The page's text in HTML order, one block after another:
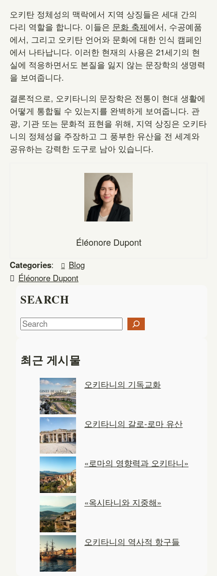
오키탄 정체성의 맥락에서 지역 상징들은 세대 간의
다리 역할을 합니다. 이들은 문화 축제에서, 수공예품
에서, 그리고 오키탄 언어와 문화에 대한 인식 캠페인
에서 나타납니다. 이러한 현재의 사용은 21세기의 현
실에 적응하면서도 본질을 잃지 않는 문장학의 생명력
을 보여줍니다.
결론적으로, 오키타니의 문장학은 전통이 현대 생활에
어떻게 통합될 수 있는지를 완벽하게 보여줍니다. 관
광, 기관 또는 문화적 표현을 위해, 지역 상징은 오키타
니의 정체성을 주장하고 그 풍부한 유산을 전 세계와
공유하는 강력한 도구로 남아 있습니다.
Éléonore Dupont
Categories:
Blog
Éléonore Dupont
SEARCH
S
r
최근 게시물
오키타니의 기독교화
오키타니의 갈로-로마 유산
«로마의 영향력과 오키타니»
«옥시타니와 지중해»
오키타니의 역사적 항구들